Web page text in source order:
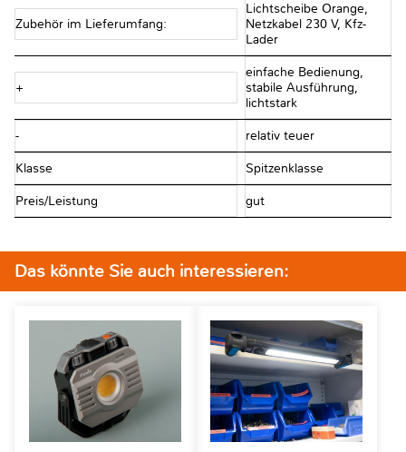
Zubehör im Lieferumfang:
Lichtscheibe Orange,
Netzkabel 230 V, Kfz-
Lader
+
einfache Bedienung,
stabile Ausführung,
lichtstark
- relativ teuer
Klasse Spitzenklasse
Preis/Leistung gut
Das könnte Sie auch interessieren: